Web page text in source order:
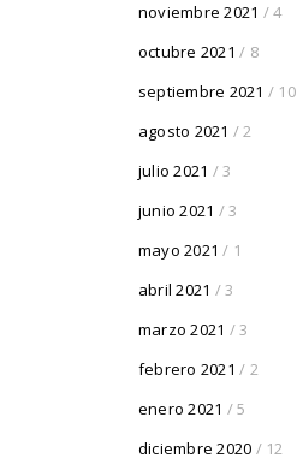
noviembre 2021 / 4
octubre 2021 / 8
septiembre 2021 / 10
agosto 2021 / 2
julio 2021 / 3
junio 2021 / 3
mayo 2021 / 1
abril 2021 / 3
marzo 2021 / 3
febrero 2021 / 2
enero 2021 / 5
diciembre 2020 / 12